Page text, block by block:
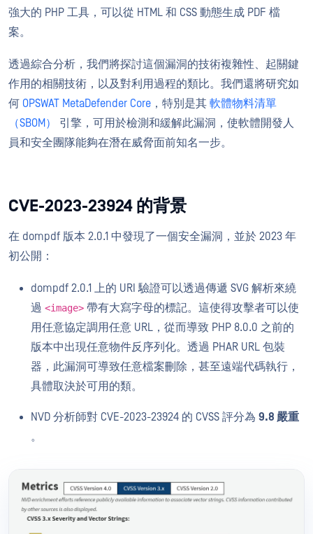
強大的 PHP 工具，可以從 HTML 和 CSS 動態生成 PDF 檔
案。
透過綜合分析，我們將探討這個漏洞的技術複雜性、起關鍵
作用的相關技術，以及對利用過程的類比。我們還將研究如
何 OPSWAT MetaDefender Core ，特別是其 軟體物料清單
（SBOM）
引擎，可用於檢測和緩解此漏洞，使軟體開發人
員和安全團隊能夠在潛在威脅面前知名一步。
CVE-2023-23924 的背景
在 dompdf 版本 2.0.1 中發現了一個安全漏洞，並於 2023 年
初公開：
dompdf 2.0.1 上的 URI 驗證可以透過傳遞 SVG 解析來繞
過 <image> 帶有大寫字母的標記。這使得攻擊者可以使
用任意協定調用任意 URL，從而導致 PHP 8.0.0 之前的
版本中出現任意物件反序列化。透過 PHAR URL 包裝
器，此漏洞可導致任意檔案刪除，甚至遠端代碼執行，
具體取決於可用的類。
NVD 分析師對 CVE-2023-23924 的 CVSS 評分為 9.8 嚴重
。